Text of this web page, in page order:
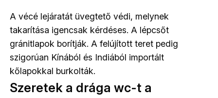
A vécé lejáratát üvegtető védi, melynek
takarítása igencsak kérdéses. A lépcsőt
gránitlapok borítják. A felújított teret pedig
szigorúan Kínából és Indiából importált
kőlapokkal burkolták.
Szeretek a drága wc-t a